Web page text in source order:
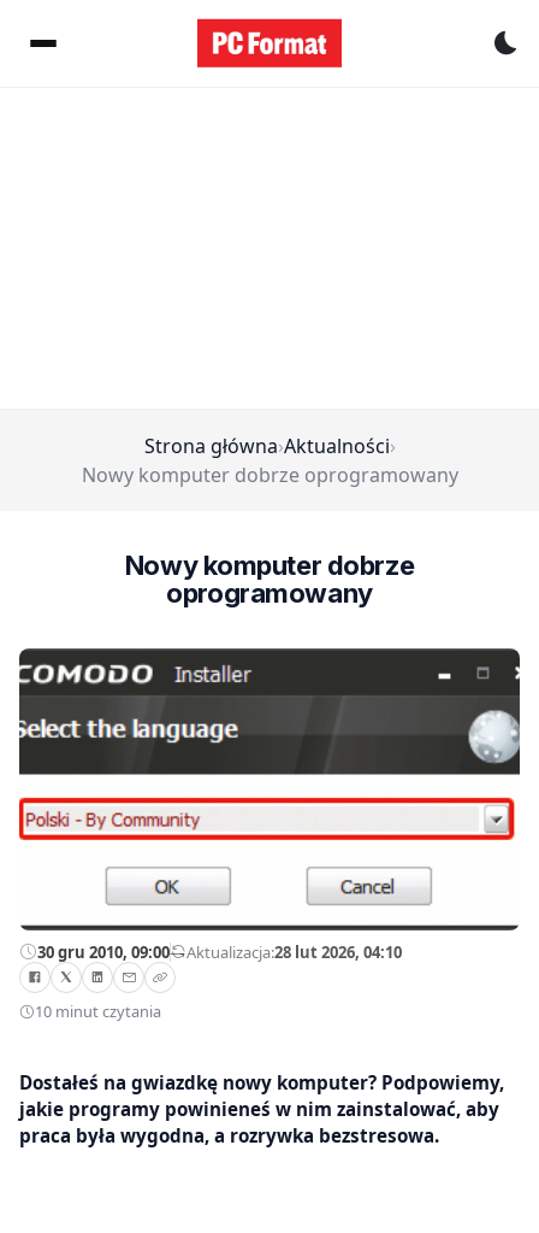
Strona główna›Aktualności›
Nowy komputer dobrze oprogramowany
Nowy komputer dobrze
oprogramowany
30 gru 2010, 09:00—Aktualizacja:28 lut 2026, 04:10
10 minut czytania
Dostałeś na gwiazdkę nowy komputer? Podpowiemy,
jakie programy powinieneś w nim zainstalować, aby
praca była wygodna, a rozrywka bezstresowa.